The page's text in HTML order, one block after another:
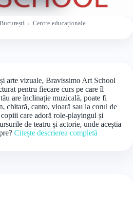
Centre educaționale
arte vizuale, Bravissimo Art School
pentru fiecare curs pe care îl
are înclinație muzicală, poate fi
chitară, canto, vioară sau la corul de
care adoră role-playingul și
de teatru și actorie, unde aceștia
Citește descrierea completă